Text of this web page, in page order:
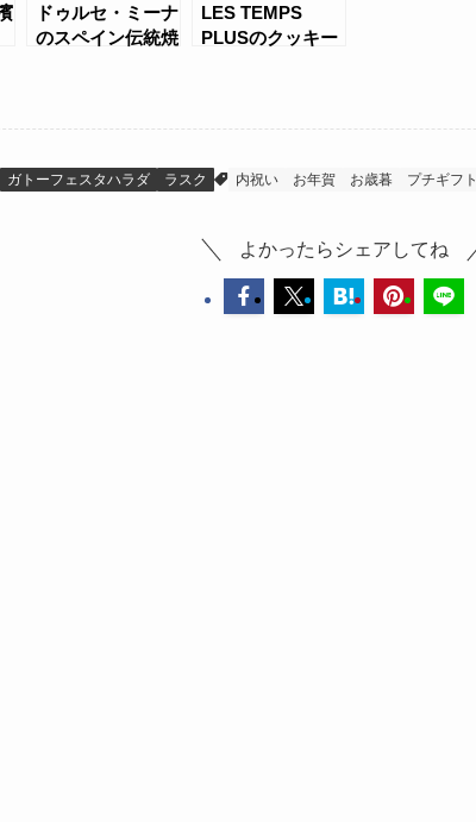
ドゥルセ・ミーナ
のスペイン伝統焼
LES TEMPS
PLUSのクッキー
ガトーフェスタハラダ ラスク 内祝い お年賀 お歳暮 プチギフト
よかったらシェアしてね